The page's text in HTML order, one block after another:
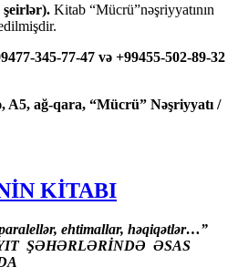
şeirlər). Kitab “Mücrü”nəşriyyatının
345-77-47 və +99455-502-89-32
A5, ağ-qara, “Mücrü” Nəşriyyatı /
KİTABI
ehtimallar, həqiqətlər…”
ŞƏHƏRLƏRİNDƏ ƏSAS